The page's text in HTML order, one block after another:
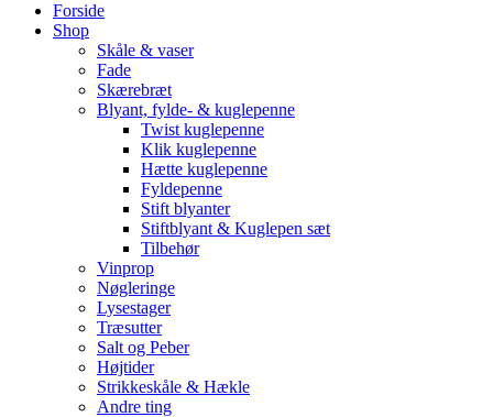
Forside
Shop
Skåle & vaser
Fade
Skærebræt
Blyant, fylde- & kuglepenne
Twist kuglepenne
Klik kuglepenne
Hætte kuglepenne
Fyldepenne
Stift blyanter
Stiftblyant & Kuglepen sæt
Tilbehør
Vinprop
Nøgleringe
Lysestager
Træsutter
Salt og Peber
Højtider
Strikkeskåle & Hækle
Andre ting